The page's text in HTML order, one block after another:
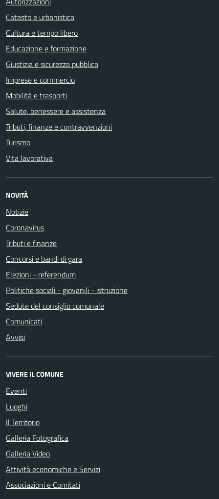
Catasto e urbanistica
Cultura e tempo libero
Educazione e formazione
Giustizia e sicurezza pubblica
Imprese e commercio
Mobilità e trasporti
Salute, benessere e assistenza
Tributi, finanze e contravvenzioni
Turismo
Vita lavorativa
NOVITÀ
Notizie
Coronavirus
Tributi e finanze
Concorsi e bandi di gara
Elezioni - referendum
Politiche sociali - giovanili - istruzione
Sedute del consiglio comunale
Comunicati
Avvisi
VIVERE IL COMUNE
Eventi
Luoghi
Il Territorio
Galleria Fotografica
Galleria Video
Attività economiche e Servizi
Associazioni e Comitati